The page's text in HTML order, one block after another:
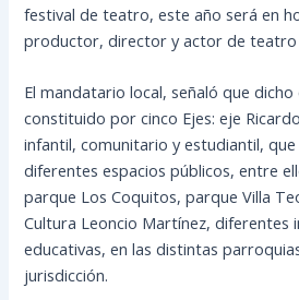
festival de teatro, este año será en
productor, director y actor de teatro
El mandatario local, señaló que
constituido por cinco Ejes: eje
infantil, comunitario y estudiantil,
diferentes espacios públicos, entre
parque Los Coquitos, parque Villa
Cultura Leoncio Martínez, diferentes
educativas, en las distintas
jurisdicción.